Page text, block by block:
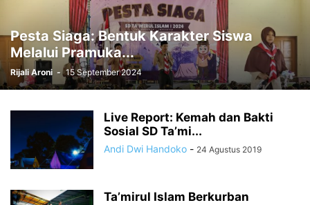
Pesta Siaga: Bentuk Karakter Siswa
Melalui Pramuka...
Rijali Aroni - 15 September 2024
Live Report: Kemah dan Bakti
Sosial SD Ta’mi...
Andi Dwi Handoko - 24 Agustus 2019
Ta’mirul Islam Berkurban